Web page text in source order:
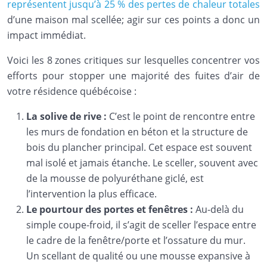
représentent jusqu’à 25 % des pertes de chaleur totales
d’une maison mal scellée; agir sur ces points a donc un
impact immédiat.
Voici les 8 zones critiques sur lesquelles concentrer vos
efforts pour stopper une majorité des fuites d’air de
votre résidence québécoise :
La solive de rive : C’est le point de rencontre entre
les murs de fondation en béton et la structure de
bois du plancher principal. Cet espace est souvent
mal isolé et jamais étanche. Le sceller, souvent avec
de la mousse de polyuréthane giclé, est
l’intervention la plus efficace.
Le pourtour des portes et fenêtres : Au-delà du
simple coupe-froid, il s’agit de sceller l’espace entre
le cadre de la fenêtre/porte et l’ossature du mur.
Un scellant de qualité ou une mousse expansive à